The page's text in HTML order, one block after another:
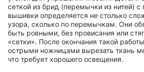
сеткой из брид (перемычки из нитей) с
вышивки определяется не столько
узора, сколько по перемычкам. Они
быть ровными, без провисания или
«сетки». После окончания такой
острыми ножницами вырезать ткань
что требует хорошего освещения.